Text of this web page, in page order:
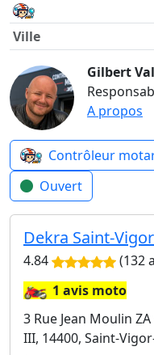
Ville
Gilbert Val
A propos
Contrôleur
Ouvert
Dekra Saint-
4.84 (132
🏍️1 avis moto
3 Rue Jean Moulin
III, 14400, Saint-